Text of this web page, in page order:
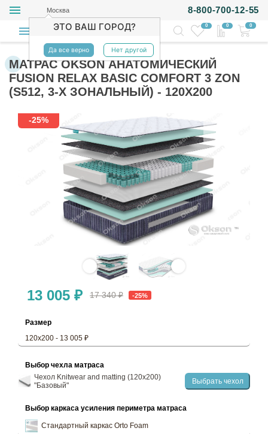
Москва
ЭТО ВАШ ГОРОД?
Да все верно Нет другой
8-800-700-12-55
0 0 0
МАТРАС OKSON АНАТОМИЧЕСКИЙ
FUSION RELAX BASIC COMFORT 3 ZON
(S512, 3-Х ЗОНАЛЬНЫЙ) - 120Х200
-25%
Размер
120х200 - 13 005 ₽
13 005 ₽ 17 340 ₽ -25%
Выбор чехла матраса
Чехол Knitwear and matting (120х200)
"Базовый"
Выбрать чехол
Выбор каркаса усиления периметра матраса
Стандартный каркас Orto Foam